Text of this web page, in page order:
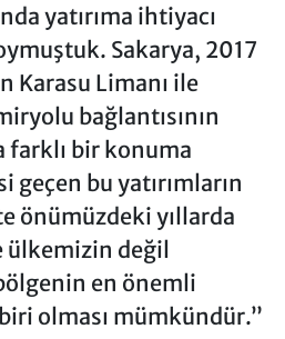
yatırıma ihtiyacı
Sakarya, 2017
Karasu Limanı ile
bağlantısının
farklı bir konuma
bu yatırımların
önümüzdeki yıllarda
ülkemizin değil
en önemli
olması mümkündür.”